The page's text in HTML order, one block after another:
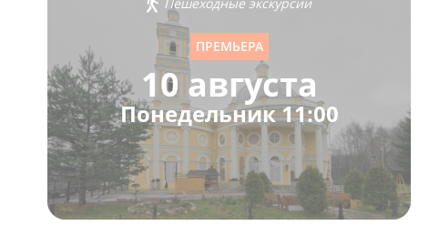
ПРЕМЬЕРА
10 августа
Понедельник 11:00